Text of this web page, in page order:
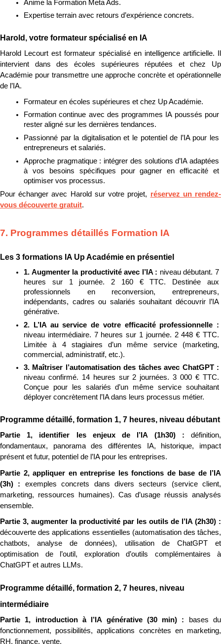
Anime la Formation Meta Ads.
Expertise terrain avec retours d’expérience concrets.
Harold, votre formateur spécialisé en IA
Harold Lecourt est formateur spécialisé en intelligence artificielle. Il
intervient dans des écoles supérieures réputées et chez Up
Académie pour transmettre une approche concrète et opérationnelle
de l’IA.
Formateur en écoles supérieures et chez Up Académie.
Formation continue avec des programmes IA poussés pour
rester aligné sur les dernières tendances.
Passionné par la digitalisation et le potentiel de l’IA pour les
entrepreneurs et salariés.
Approche pragmatique : intégrer des solutions d’IA adaptées
à vos besoins spécifiques pour gagner en efficacité et
optimiser vos processus.
Pour échanger avec Harold sur votre projet, réservez un rendez-
vous découverte gratuit.
7. Programmes détaillés Formation IA
Les 3 formations IA Up Académie en présentiel
1. Augmenter la productivité avec l’IA : niveau débutant. 7
heures sur 1 journée. 2 160 € TTC. Destinée aux
professionnels en reconversion, entrepreneurs,
indépendants, cadres ou salariés souhaitant découvrir l’IA
générative.
niveau intermédiaire. 7 heures sur 1 journée. 2 448 € TTC.
Limitée à 4 stagiaires d’un même service (marketing,
commercial, administratif, etc.).
niveau confirmé. 14 heures sur 2 journées. 3 000 € TTC.
Conçue pour les salariés d’un même service souhaitant
déployer concrètement l’IA dans leurs processus métier.
Programme détaillé, formation 1, 7 heures, niveau débutant
Partie 1, identifier les enjeux de l’IA (1h30) : définition,
fondamentaux, panorama des différentes IA, historique, impact
présent et futur, potentiel de l’IA pour les entreprises.
Partie 2, appliquer en entreprise les fonctions de base de l’IA
(3h) : exemples concrets dans divers secteurs (service client,
marketing, ressources humaines). Cas d’usage réussis analysés
ensemble.
découverte des applications essentielles (automatisation des tâches,
chatbots, analyse de données), utilisation de ChatGPT et
optimisation de l’outil, exploration d’outils complémentaires à
ChatGPT et autres LLMs.
Programme détaillé, formation 2, 7 heures, niveau
intermédiaire
Partie 1, introduction à l’IA générative (30 min) :
bases du
fonctionnement, possibilités, applications concrètes en marketing,
RH, finance, vente.